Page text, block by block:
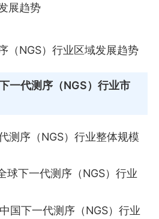
展趋势
（NGS）行业区域发展趋势
一代测序（NGS）行业市
测序（NGS）行业整体规模
球下一代测序（NGS）行业
国下一代测序（NGS）行业